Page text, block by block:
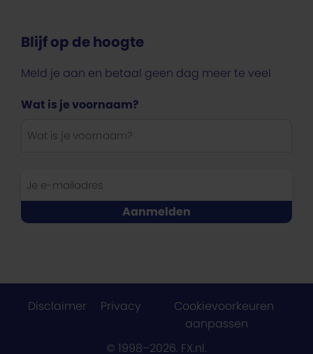
Blijf op de hoogte
Meld je aan en betaal geen dag meer te veel
Wat is je voornaam?
Disclaimer Privacy
Cookievoorkeuren
aanpassen
© 1998–2026. FX.nl.